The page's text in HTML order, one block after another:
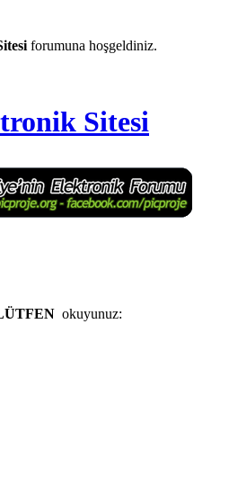
forumuna hoşgeldiniz.
Sitesi
okuyunuz: